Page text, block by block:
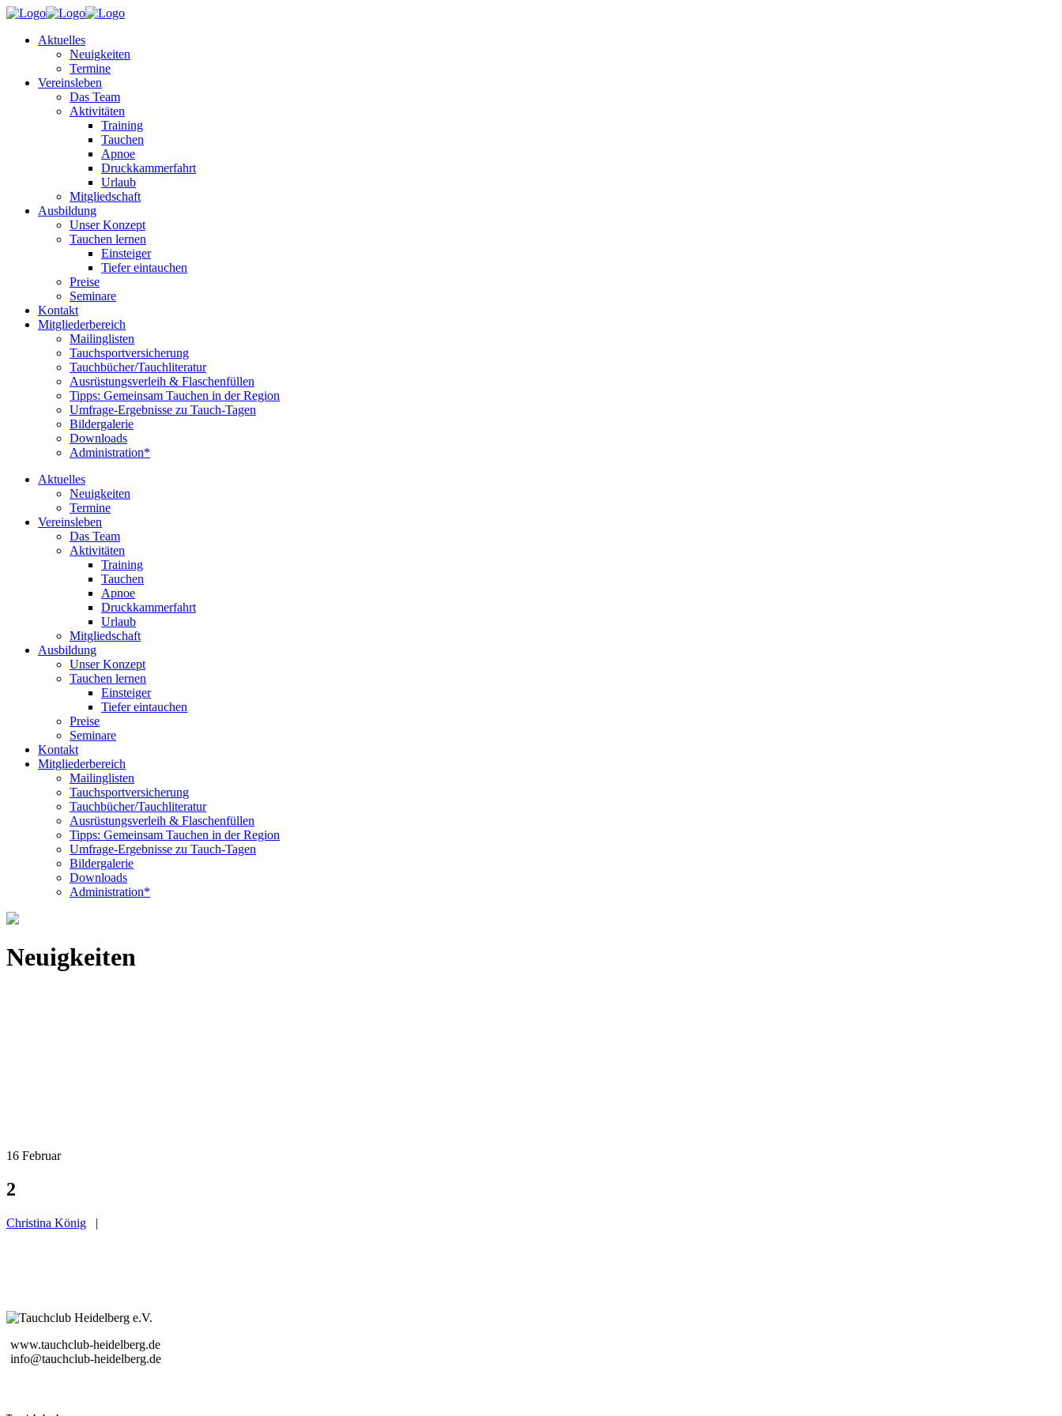
Aktuelles
Neuigkeiten
Termine
Vereinsleben
Das Team
Aktivitäten
Training
Tauchen
Apnoe
Druckkammerfahrt
Urlaub
Mitgliedschaft
Ausbildung
Unser Konzept
Tauchen lernen
Einsteiger
Tiefer eintauchen
Preise
Seminare
Kontakt
Mitgliederbereich
Mailinglisten
Tauchsportversicherung
Tauchbücher/Tauchliteratur
Ausrüstungsverleih & Flaschenfüllen
Tipps: Gemeinsam Tauchen in der Region
Umfrage-Ergebnisse zu Tauch-Tagen
Bildergalerie
Downloads
Administration*
Aktuelles
Neuigkeiten
Termine
Vereinsleben
Das Team
Aktivitäten
Training
Tauchen
Apnoe
Druckkammerfahrt
Urlaub
Mitgliedschaft
Ausbildung
Unser Konzept
Tauchen lernen
Einsteiger
Tiefer eintauchen
Preise
Seminare
Kontakt
Mitgliederbereich
Mailinglisten
Tauchsportversicherung
Tauchbücher/Tauchliteratur
Ausrüstungsverleih & Flaschenfüllen
Tipps: Gemeinsam Tauchen in der Region
Umfrage-Ergebnisse zu Tauch-Tagen
Bildergalerie
Downloads
Administration*
Neuigkeiten
16 Februar
2
Christina König |
www.tauchclub-heidelberg.de
info@tauchclub-heidelberg.de